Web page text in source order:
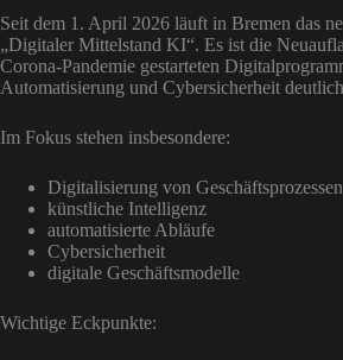
Seit dem 1. April 2026 läuft in Bremen das
„Digitaler Mittelstand KI“. Es ist die
Corona-Pandemie gestarteten
Automatisierung und Cybersicherheit
Im Fokus stehen insbesondere:
Digitalisierung von Geschäftsprozessen
künstliche Intelligenz
automatisierte Abläufe
Cybersicherheit
digitale Geschäftsmodelle
Wichtige Eckpunkte: